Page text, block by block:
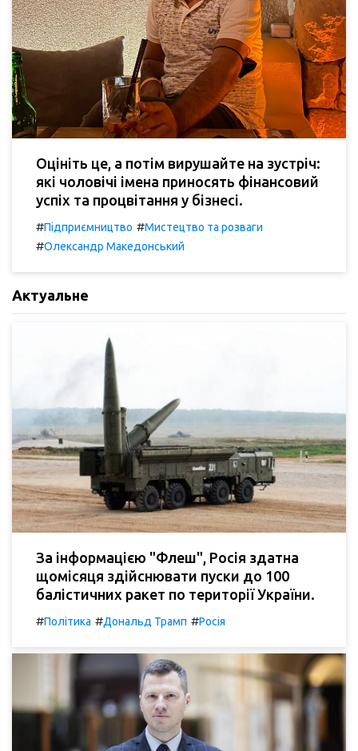
Оцініть це, а потім вирушайте на зустріч:
які чоловічі імена приносять фінансовий
успіх та процвітання у бізнесі.
#Підприємництво #Мистецтво та розваги
#Олександр Македонський
Актуальне
За інформацією "Флеш", Росія здатна
щомісяця здійснювати пуски до 100
балістичних ракет по території України.
#Політика #Дональд Трамп #Росія